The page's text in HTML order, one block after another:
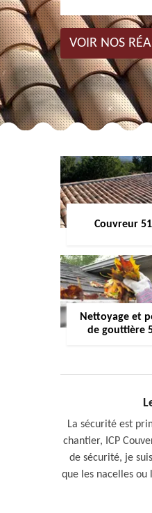
VOIR NOS
Couvreur 51
Nettoyage et
de gouttière
La sécurité est
chantier, ICP
de sécurité, je
que les nacelles ou